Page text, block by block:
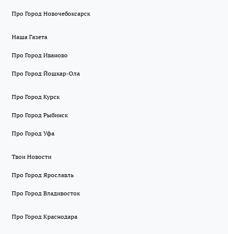
Про Город Новочебоксарск
Наша Газета
Про Город Иваново
Про Город Йошкар-Ола
Про Город Курск
Про Город Рыбинск
Про Город Уфа
Твои Новости
Про Город Ярославль
Про Город Владивосток
Про Город Краснодара